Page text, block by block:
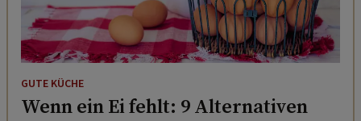
GUTE KÜCHE
Wenn ein Ei fehlt: 9 Alternativen